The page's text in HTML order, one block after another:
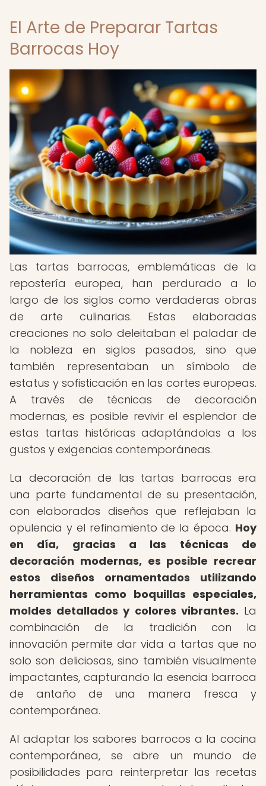
El Arte de Preparar Tartas
Barrocas Hoy
Las tartas barrocas, emblemáticas de la
repostería europea, han perdurado a lo
largo de los siglos como verdaderas obras
de arte culinarias. Estas elaboradas
creaciones no solo deleitaban el paladar de
la nobleza en siglos pasados, sino que
también representaban un símbolo de
estatus y sofisticación en las cortes europeas.
A través de técnicas de decoración
modernas, es posible revivir el esplendor de
estas tartas históricas adaptándolas a los
gustos y exigencias contemporáneas.
La decoración de las tartas barrocas era
una parte fundamental de su presentación,
con elaborados diseños que reflejaban la
opulencia y el refinamiento de la época. Hoy
en día, gracias a las técnicas de
decoración modernas, es posible recrear
estos diseños ornamentados utilizando
herramientas como boquillas especiales,
moldes detallados y colores vibrantes. La
combinación de la tradición con la
innovación permite dar vida a tartas que no
solo son deliciosas, sino también visualmente
impactantes, capturando la esencia barroca
de antaño de una manera fresca y
contemporánea.
Al adaptar los sabores barrocos a la cocina
contemporánea, se abre un mundo de
posibilidades para reinterpretar las recetas